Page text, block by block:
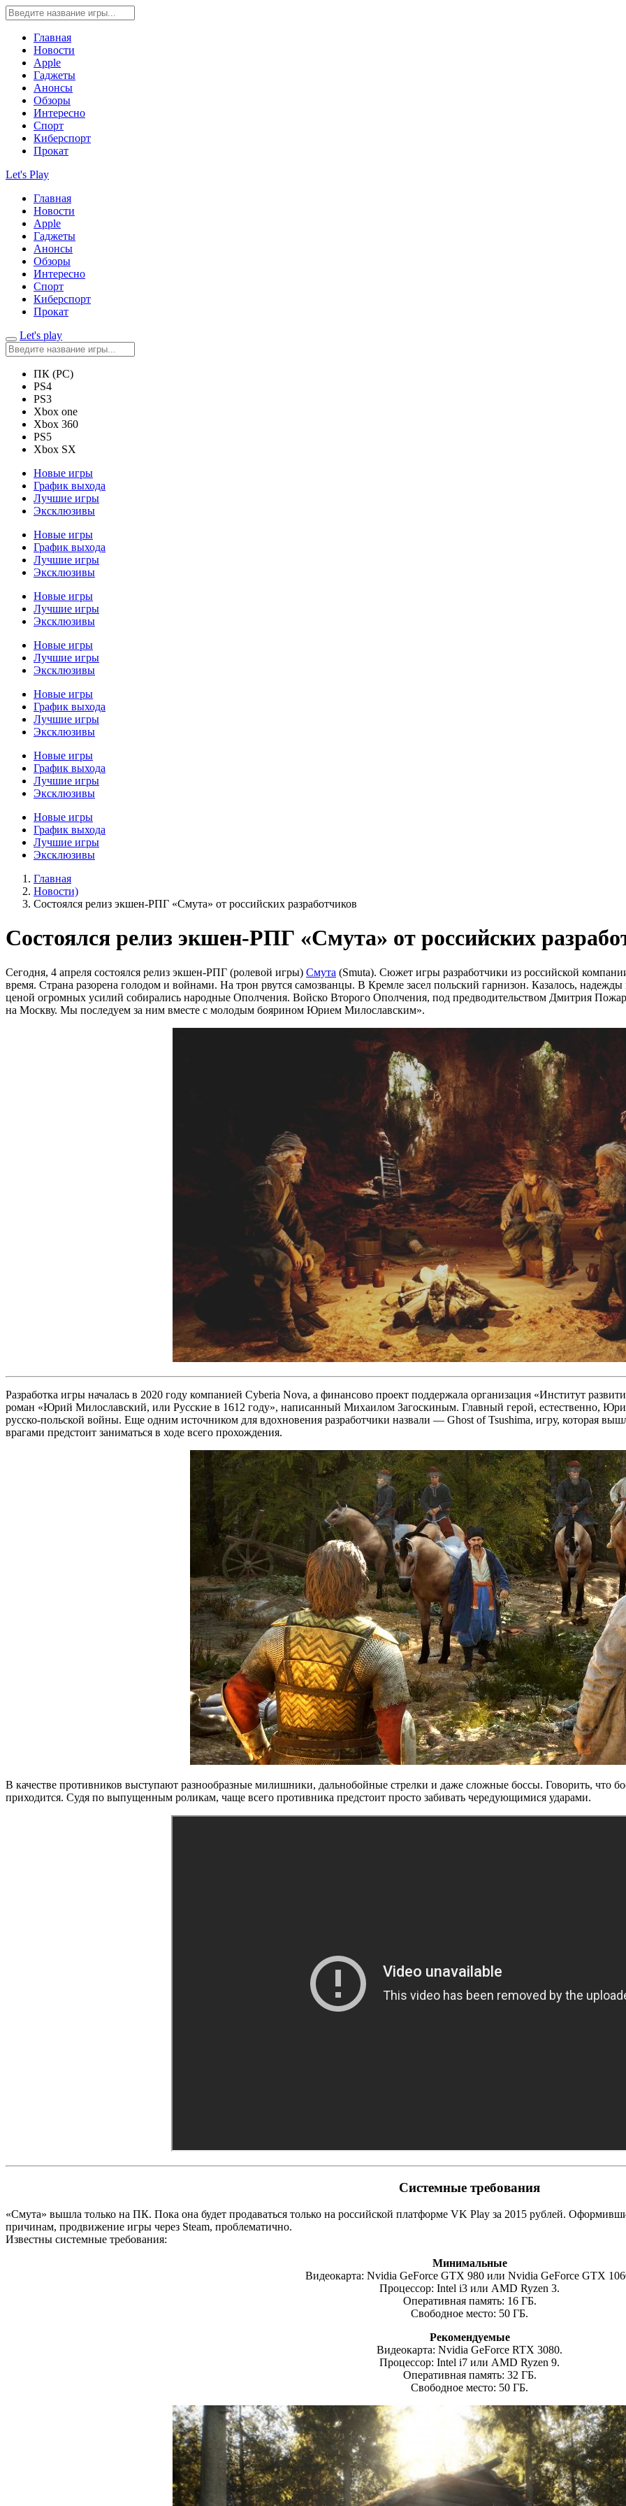
Главная
Новости
Apple
Гаджеты
Анонсы
Обзоры
Интересно
Спорт
Киберспорт
Прокат
Let's Play
Главная
Новости
Apple
Гаджеты
Анонсы
Обзоры
Интересно
Спорт
Киберспорт
Прокат
Let's play
ПК (PC)
PS4
PS3
Xbox one
Xbox 360
PS5
Xbox SX
Новые игры
График выхода
Лучшие игры
Эксклюзивы
Новые игры
График выхода
Лучшие игры
Эксклюзивы
Новые игры
Лучшие игры
Эксклюзивы
Новые игры
Лучшие игры
Эксклюзивы
Новые игры
График выхода
Лучшие игры
Эксклюзивы
Новые игры
График выхода
Лучшие игры
Эксклюзивы
Новые игры
График выхода
Лучшие игры
Эксклюзивы
Главная
Новости)
Cостоялся релиз экшен-РПГ «Смута» от российских разработчиков
Cостоялся релиз экшен-РПГ «Смута» от российских
Сегодня, 4 апреля состоялся релиз экшен-РПГ (ролевой игры) Смута (Smuta). Сюжет игры разработчики из российской
время. Страна разорена голодом и войнами. На трон рвутся самозванцы. В Кремле засел польский гарнизон. Казалось,
ценой огромных усилий собирались народные Ополчения. Войско Второго Ополчения, под предводительством Дмитрия
на Москву. Мы последуем за ним вместе с молодым боярином Юрием Милославским».
Разработка игры началась в 2020 году компанией Cyberia Nova, а финансово проект поддержала организация «Институт
роман «Юрий Милославский, или Русские в 1612 году», написанный Михаилом Загоскиным. Главный герой, естественно,
русско-польской войны. Еще одним источником для вдохновения разработчики назвали — Ghost of Tsushima, игру, которая
врагами предстоит заниматься в ходе всего прохождения.
В качестве противников выступают разнообразные милишники, дальнобойные стрелки и даже сложные боссы. Говорить, что
приходится. Судя по выпущенным роликам, чаще всего противника предстоит просто забивать чередующимися ударами.
Системные требования
«Смута» вышла только на ПК. Пока она будет продаваться только на российской платформе VK Play за 2015 рублей.
причинам, продвижение игры через Steam, проблематично.
Известны системные требования:
Минимальные
Видеокарта: Nvidia GeForce GTX 980 или Nvidia GeForce GTX
Процессор: Intel i3 или AMD Ryzen 3.
Оперативная память: 16 ГБ.
Свободное место: 50 ГБ.
Рекомендуемые
Видеокарта: Nvidia GeForce RTX 3080.
Процессор: Intel i7 или AMD Ryzen 9.
Оперативная память: 32 ГБ.
Свободное место: 50 ГБ.